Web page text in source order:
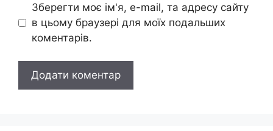
Зберегти моє ім'я, e-mail, та адресу сайту
в цьому браузері для моїх подальших
коментарів.